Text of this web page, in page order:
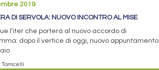
2019
DI SERVOLA: NUOVO INCONTRO AL MISE
l’iter che porterà al nuovo accordo di
dopo il vertice di oggi, nuovo appuntamento
Torricelli